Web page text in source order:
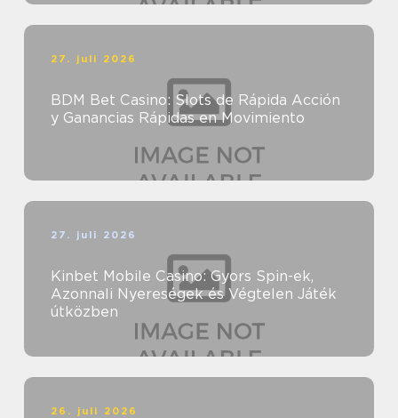
27. juli 2026
BDM Bet Casino: Slots de Rápida Acción
y Ganancias Rápidas en Movimiento
27. juli 2026
Kinbet Mobile Casino: Gyors Spin-ek,
Azonnali Nyereségek és Végtelen Játék
útközben
26. juli 2026